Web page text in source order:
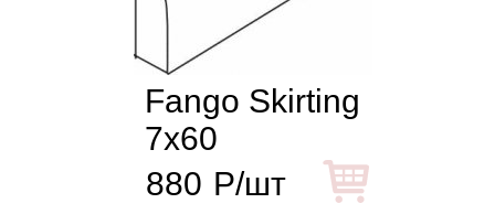
Fango Skirting
7x60
880 Р/шт